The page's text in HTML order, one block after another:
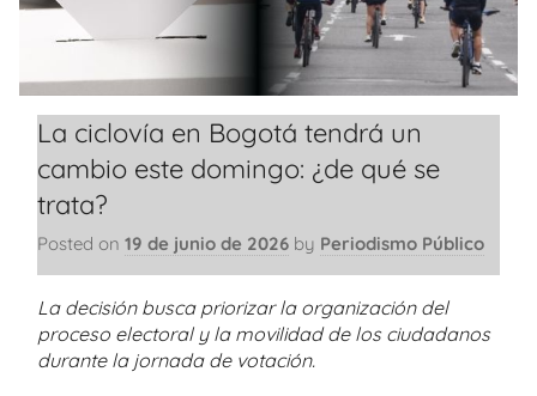
La ciclovía en Bogotá tendrá un
cambio este domingo: ¿de qué se
trata?
Posted on 19 de junio de 2026 by Periodismo Público
La decisión busca priorizar la organización del
proceso electoral y la movilidad de los ciudadanos
durante la jornada de votación.